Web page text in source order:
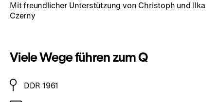
Mit freundlicher Unterstützung von Christoph und Ilka
Czerny
Viele Wege führen zum Q
DDR 1961